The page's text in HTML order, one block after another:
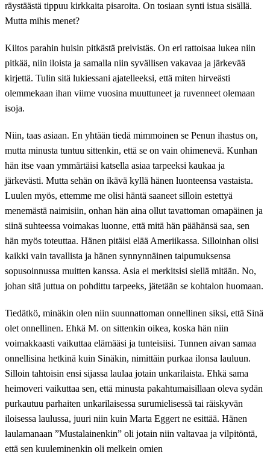
räystäästä tippuu kirkkaita pisaroita. On tosiaan synti istua sisällä.
Mutta mihis menet?
Kiitos parahin huisin pitkästä preivistäs. On eri rattoisaa lukea niin
pitkää, niin iloista ja samalla niin syvällisen vakavaa ja järkevää
kirjettä. Tulin sitä lukiessani ajatelleeksi, että miten hirveästi
olemmekaan ihan viime vuosina muuttuneet ja ruvenneet olemaan
isoja.
Niin, taas asiaan. En yhtään tiedä mimmoinen se Penun ihastus on,
mutta minusta tuntuu sittenkin, että se on vain ohimenevä. Kunhan
hän itse vaan ymmärtäisi katsella asiaa tarpeeksi kaukaa ja
järkevästi. Mutta sehän on ikävä kyllä hänen luonteensa vastaista.
Luulen myös, ettemme me olisi häntä saaneet silloin estettyä
menemästä naimisiin, onhan hän aina ollut tavattoman omapäinen ja
siinä suhteessa voimakas luonne, että mitä hän päähänsä saa, sen
hän myös toteuttaa. Hänen pitäisi elää Ameriikassa. Silloinhan olisi
kaikki vain tavallista ja hänen synnynnäinen taipumuksensa
sopusoinnussa muitten kanssa. Asia ei merkitsisi siellä mitään. No,
johan sitä juttua on pohdittu tarpeeks, jätetään se kohtalon huomaan.
Tiedätkö, minäkin olen niin suunnattoman onnellinen siksi, että Sinä
olet onnellinen. Ehkä M. on sittenkin oikea, koska hän niin
voimakkaasti vaikuttaa elämääsi ja tunteisiisi. Tunnen aivan samaa
onnellisina hetkinä kuin Sinäkin, nimittäin purkaa ilonsa lauluun.
Silloin tahtoisin ensi sijassa laulaa jotain unkarilaista. Ehkä sama
heimoveri vaikuttaa sen, että minusta pakahtumaisillaan oleva sydän
purkautuu parhaiten unkarilaisessa surumielisessä tai räiskyvän
iloisessa laulussa, juuri niin kuin Marta Eggert ne esittää. Hänen
laulamanaan ”Mustalainenkin” oli jotain niin valtavaa ja vilpitöntä,
että sen kuuleminenkin oli melkein omien